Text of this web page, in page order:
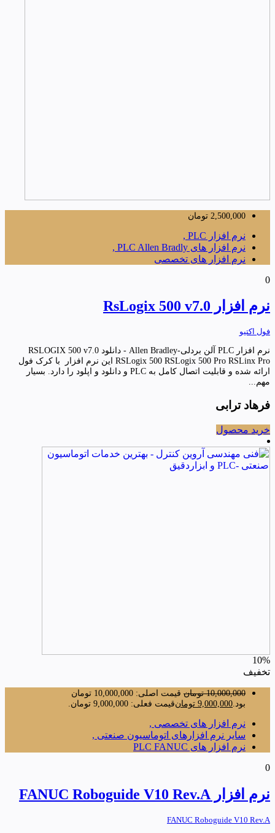
2,500,000 تومان
نرم افزار PLC ,
نرم افزار های PLC Allen Bradly ,
نرم افزار های تخصصی
0
نرم افزار RsLogix 500 v7.0
فول اکتیو
نرم افزار PLC آلن بردلی-Allen Bradley - دانلود RSLOGIX 500 v7.0
RSLogix 500 RSLogix 500 Pro RSLinx Pro این نرم افزار با کرک فول
ارائه شده و قابلیت اتصال کامل به PLC و دانلود و اپلود را دارد. بسیار
مهم...
فرهاد ترابی
خرید محصول
10%
تخفیف
10,000,000 تومان
قیمت اصلی: 10,000,000 تومان
بود. 9,000,000 تومانقیمت فعلی: 9,000,000 تومان.
نرم افزار های تخصصی ,
سایر نرم افزارهای اتوماسیون صنعتی ,
نرم افزار های PLC FANUC
0
نرم افزار FANUC Roboguide V10 Rev.A
FANUC Roboguide V10 Rev.A